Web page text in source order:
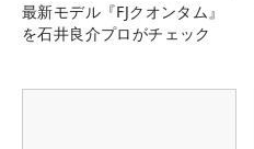
最新モデル『FJクオンタム』
を石井良介プロがチェック